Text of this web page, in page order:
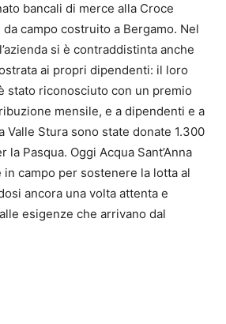
bancali di merce alla Croce
da campo costruito a Bergamo. Nel
si è contraddistinta anche
ai propri dipendenti: il loro
stato riconosciuto con un premio
mensile, e a dipendenti e a
Valle Stura sono state donate 1.300
Pasqua. Oggi Acqua Sant’Anna
campo per sostenere la lotta al
ancora una volta attenta e
esigenze che arrivano dal